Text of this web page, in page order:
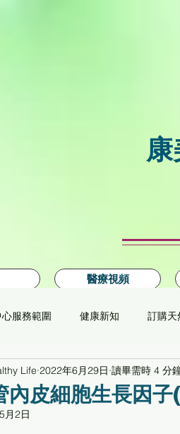
醫療視頻
服務範圍 健康新知 訂購天
環保醫療用品/養生儀器 能量系
內皮細胞生長因
Life 2022年6月29日 讀畢需時 4 分
月2日